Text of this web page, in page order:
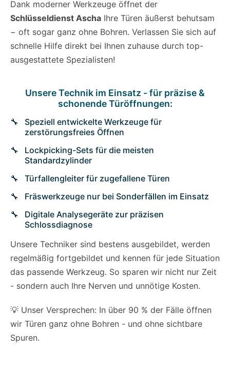
Dank moderner Werkzeuge öffnet der
Schlüsseldienst Ascha Ihre Türen äußerst behutsam
− oft sogar ganz ohne Bohren. Verlassen Sie sich auf
schnelle Hilfe direkt bei Ihnen zuhause durch top-
ausgestattete Spezialisten!
Unsere Technik im Einsatz - für präzise &
schonende Türöffnungen:
Speziell entwickelte Werkzeuge für
zerstörungsfreies Öffnen
Lockpicking-Sets für die meisten
Standardzylinder
Türfallengleiter für zugefallene Türen
Fräswerkzeuge nur bei Sonderfällen im Einsatz
Digitale Analysegeräte zur präzisen
Schlossdiagnose
Unsere Techniker sind bestens ausgebildet, werden
regelmäßig fortgebildet und kennen für jede Situation
das passende Werkzeug. So sparen wir nicht nur Zeit
- sondern auch Ihre Nerven und unnötige Kosten.
💡 Unser Versprechen: In über 90 % der Fälle öffnen
wir Türen ganz ohne Bohren - und ohne sichtbare
Spuren.